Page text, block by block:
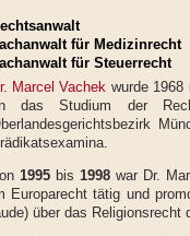
für Medizinrecht
für Steuerrecht
Marcel Vachek wurde
das Studium der
1995bis 1998war Dr.
Europarecht tätig und
über das Religionsrecht